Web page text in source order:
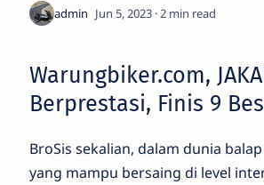
2
Warungbiker.com,
Berprestasi, Finis 9
BroSis sekalian, dalam dunia
yang mampu bersaing di level